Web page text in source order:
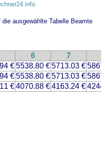
ausgewählte Tabelle Beamte
6 7
€5538.80 €5713.03 €
€5538.80 €5713.03 €
€4070.88 €4163.24 €